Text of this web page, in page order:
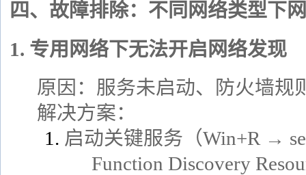
四、故障排除：不同网络类型下
1. 专用网络下无法开启网络发现
原因：服务未启动、防火墙规
解决方案：
启动关键服务（Win+R →
Function Discovery